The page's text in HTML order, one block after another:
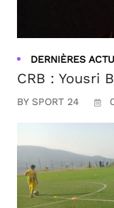
DERNIÈRES
CRB : Yousri
BY SPORT 24